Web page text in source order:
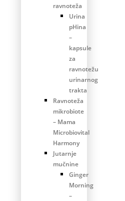
ravnoteža
Urina
pHina
–
kapsule
za
ravnotežu
urinarnog
trakta
Ravnoteža
mikrobiote
– Mama
Microbiovital
Harmony
Jutarnje
mučnine
Ginger
Morning
–